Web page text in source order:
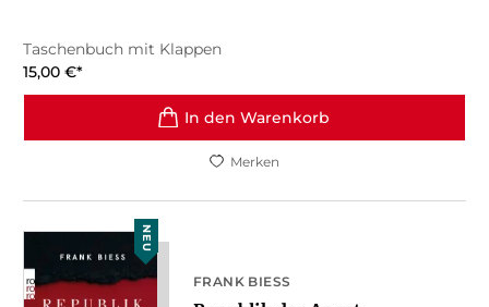
Taschenbuch mit Klappen
15,00 €*
In den Warenkorb
Merken
NEU
FRANK BIESS